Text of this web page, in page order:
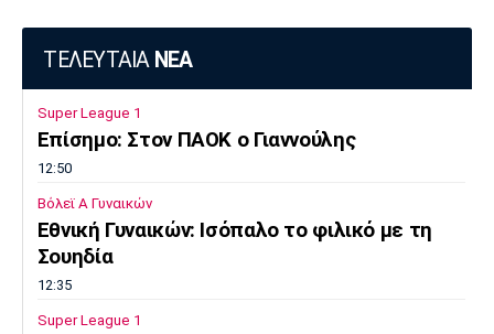
ΤΕΛΕΥΤΑΙΑ ΝΕΑ
Super League 1
Επίσημο: Στον ΠΑΟΚ ο Γιαννούλης
12:50
Βόλεϊ Α Γυναικών
Εθνική Γυναικών: Ισόπαλο το φιλικό με τη
Σουηδία
12:35
Super League 1